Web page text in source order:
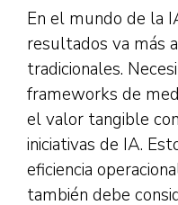
En el mundo de la
resultados va más
tradicionales.
frameworks de
el valor tangible
iniciativas de IA.
eficiencia
también debe